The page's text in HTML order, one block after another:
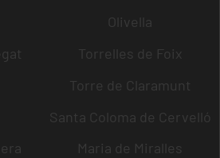
Olivella
Torrelles de Foix
Torre de Claramunt
Santa Coloma de Cervelló
Maria de Miralles